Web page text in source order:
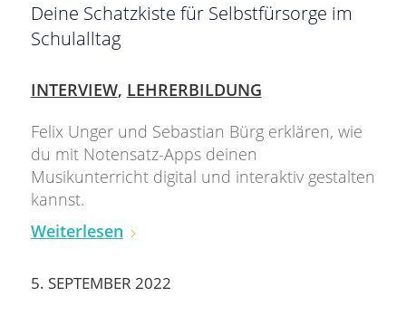
Deine Schatzkiste für Selbstfürsorge im
Schulalltag
INTERVIEW, LEHRERBILDUNG
Felix Unger und Sebastian Bürg erklären, wie
du mit Notensatz-Apps deinen
Musikunterricht digital und interaktiv gestalten
kannst.
Weiterlesen
5. SEPTEMBER 2022